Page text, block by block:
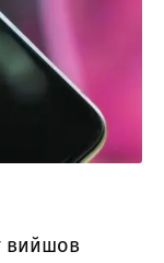
вийшов